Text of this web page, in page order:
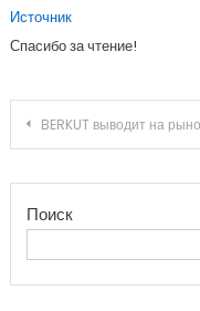
Источник
Спасибо за чтение!
Навигация
записям
BERKUT выводит на рынок пусковое устройство для экстремально низких
Поиск